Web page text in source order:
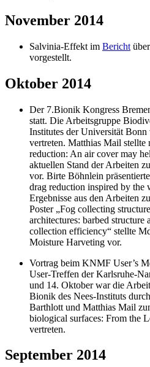
November 2014
Salvinia-Effekt im Bericht
vorgestellt.
Oktober 2014
Der 7.Bionik Kongress
statt. Die Arbeitsgruppe
Institutes der Universität
vertreten. Matthias Mail
reduction: An air cover may
aktuellen Stand der Arbeiten
vor. Birte Böhnlein
drag reduction inspired by the
Ergebnisse aus den Arbeiten
Poster „Fog collecting
architectures: barbed structure
collection efficiency“ stellte
Moisture Harveting vor.
Vortrag beim KNMF User’s
User-Treffen der Karlsruhe-
und 14. Oktober war die
Bionik des Nees-Instituts
Barthlott und Matthias Mail
biological surfaces: From the
vertreten.
September 2014